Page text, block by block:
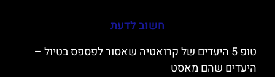
חשוב לדעת
טופ 5 היעדים של קרואטיה שאסור לפספס בטיול –
היעדים שהם מאסט